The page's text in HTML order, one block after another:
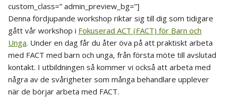
custom_class=” admin_preview_bg=”]
Denna fördjupande workshop riktar sig till dig som tidigare
gått vår workshop i Fokuserad ACT (FACT) för Barn och
Unga. Under en dag får du åter öva på att praktiskt arbeta
med FACT med barn och unga, från första möte till avslutad
kontakt. I utbildningen så kommer vi också att arbeta med
några av de svårigheter som många behandlare upplever
när de börjar arbeta med FACT.